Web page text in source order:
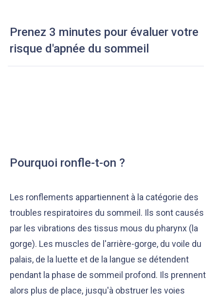
Notre équipe éditoriale, ainsi que nos experts
médicaux étudient chaque article avec soin, pour
Nous vérifions que le contenu de nos articles est
en phase avec la littérature scientifique ainsi
Prenez 3 minutes pour évaluer votre
risque d'apnée du sommeil
Pourquoi ronfle-t-on ?
Les ronflements appartiennent à la catégorie des
troubles respiratoires du sommeil. Ils sont causés
par les vibrations des tissus mous du pharynx (la
gorge). Les muscles de l'arrière-gorge, du voile du
palais, de la luette et de la langue se détendent
pendant la phase de sommeil profond. Ils prennent
alors plus de place, jusqu'à obstruer les voies